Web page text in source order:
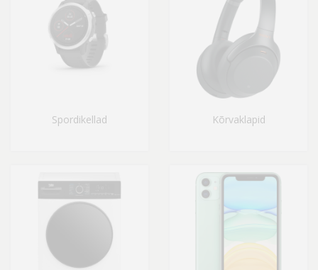
Spordikellad Kõrvaklapid